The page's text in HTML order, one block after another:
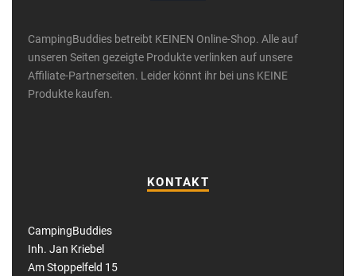
CampingBuddies betreibt KEINEN Online-Shop. Alle auf
unseren Seiten gezeigte Produkte verlinken auf unsere
Affiliate-Partnerseiten. Leider könnt ihr bei uns KEINE
Produkte kaufen.
KONTAKT
CampingBuddies
Inh. Jan Kriebel
Am Stoppelfeld 15